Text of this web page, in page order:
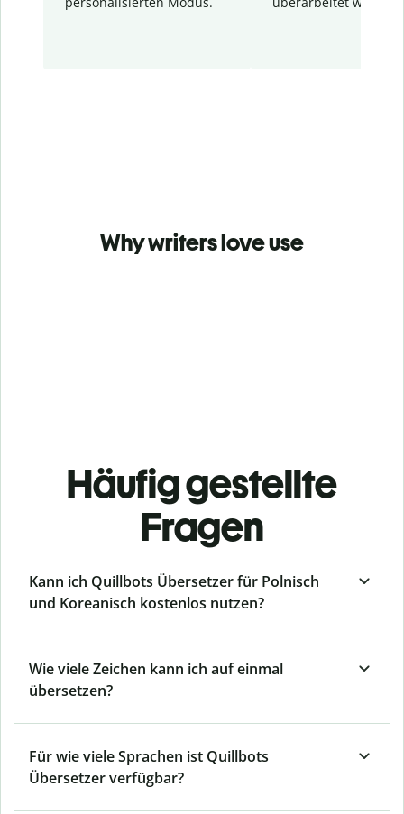
Why writers love use
Häufig gestellte
Fragen
Kann ich Quillbots Übersetzer für Polnisch
und Koreanisch kostenlos nutzen?
Wie viele Zeichen kann ich auf einmal
übersetzen?
Für wie viele Sprachen ist Quillbots
Übersetzer verfügbar?